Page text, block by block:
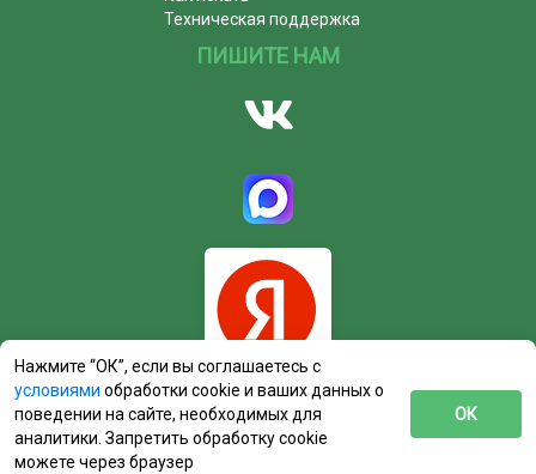
Техническая поддержка
ПИШИТЕ НАМ
Нажмите “ОК”, если вы соглашаетесь с
условиями обработки cookie и ваших данных о
поведении на сайте, необходимых для
аналитики. Запретить обработку cookie
можете через браузер
ОК